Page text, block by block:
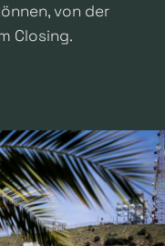
von der
Closing.